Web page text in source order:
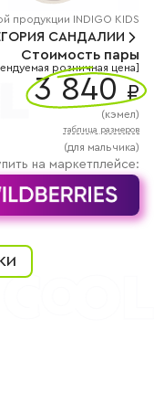
продукции INDIGO KIDS
САНДАЛИИ
Стоимость пары
розничная цена]
3 840 ₽
(кэмел)
таблица размеров
(для мальчика)
на маркетплейсе: